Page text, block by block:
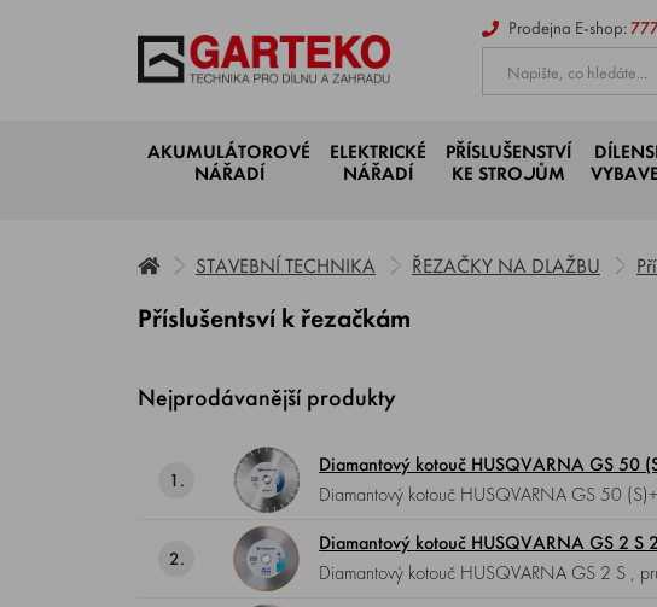
Prodejna E-shop:
AKUMULÁTOROVÉ
NÁŘADÍ
ELEKTRICKÉ
NÁŘADÍ
PŘÍSLUŠENSTVÍ
KE STROJŮM
STAVEBNÍ TECHNIKA ŘEZAČKY NA DLAŽBU
Příslušentsví k řezačkám
Nejprodávanější produkty
1.
Diamantový kotouč HUSQVARNA GS 50
Diamantový kotouč HUSQVARNA GS 50 (S)+ , průměr 350 mm, použití pro řezání většiny typů materiálu jako je cihla,
2.
Diamantový kotouč HUSQVARNA GS 2 S
Diamantový kotouč HUSQVARNA GS 2 S , průměr 230 mm, ideální pro řezání dlažby a obkladů s dokonale přesnými